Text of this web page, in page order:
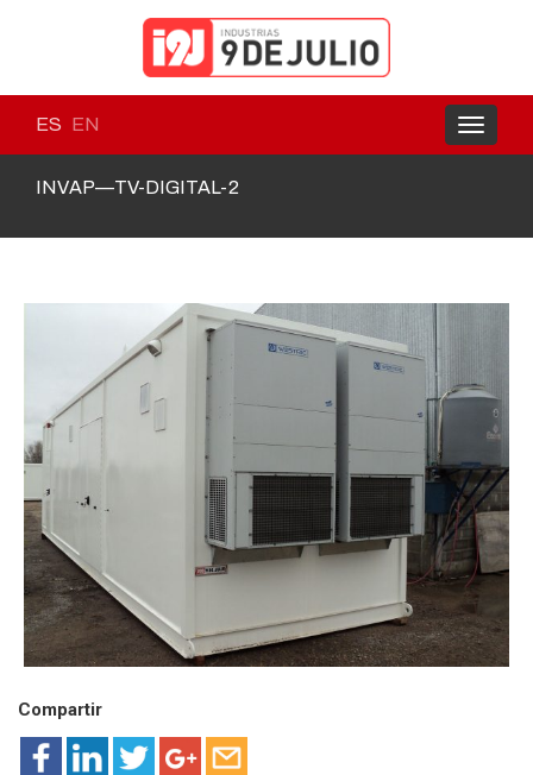
ES EN
Toggle
INVAP—TV-DIGITAL-2
Compartir